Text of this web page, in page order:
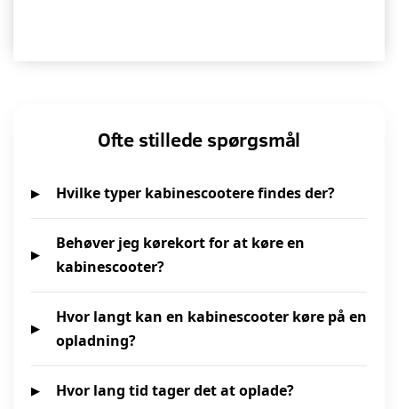
Ofte stillede spørgsmål
Hvilke typer kabinescootere findes der?
Behøver jeg kørekort for at køre en
kabinescooter?
Hvor langt kan en kabinescooter køre på en
opladning?
Hvor lang tid tager det at oplade?